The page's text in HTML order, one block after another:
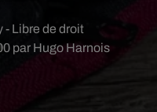
par Hugo Harnois
- Libre de droit